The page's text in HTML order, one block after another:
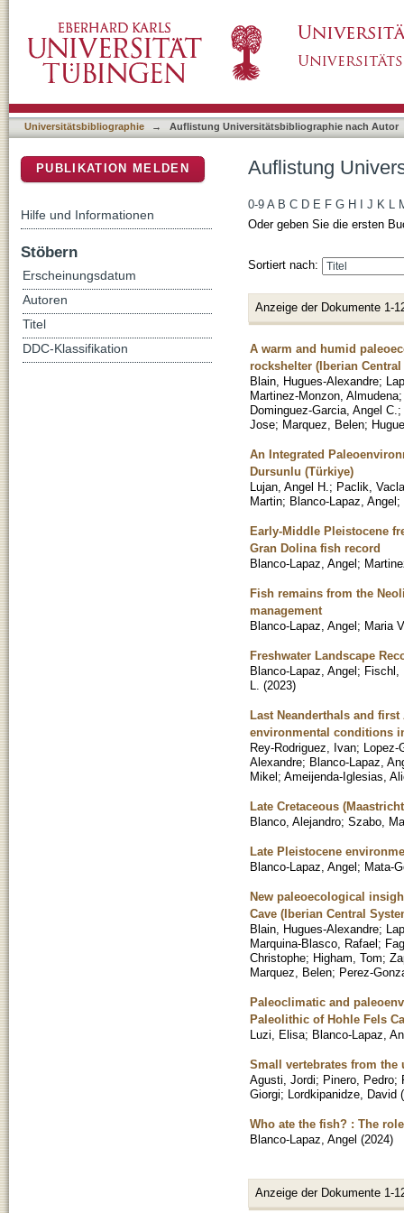
Universitätsbibliographie → Auflistung Universitätsbibliographie nach Autor
Auflistung
0-9 A B C D E F G H J K L
Oder geben Sie die ersten
Sortiert nach:
Anzeige der Dokumente 1-
A warm and humid
rockshelter (Iberian
Blain, Hugues-Alexandre;
Martinez-Monzon, Almudena
Dominguez-Garcia, Angel C. ;
Jose; Marquez, Belen;
An Integrated
Dursunlu (Türkiye)
Lujan, Angel H. ; Paclik,
Martin; Blanco-Lapaz, Angel;
Early-Middle Pleistocene
Gran Dolina fish record
Blanco-Lapaz, Angel;
Fish remains from the
management
Blanco-Lapaz, Angel; Maria
Freshwater Landscape
Blanco-Lapaz, Angel; Fischl,
L.
(2023)
Last Neanderthals and
environmental conditions
Rey-Rodriguez, Ivan; Lopez-
Alexandre; Blanco-Lapaz,
Mikel; Ameijenda-Iglesias,
Late Cretaceous
Blanco, Alejandro; Szabo,
Late Pleistocene
Blanco-Lapaz, Angel; Mata-
New paleoecological
Cave (Iberian Central
Blain, Hugues-Alexandre;
Marquina-Blasco, Rafael;
Christophe; Higham, Tom;
Marquez, Belen; Perez-
Paleoclimatic and
Paleolithic of Hohle Fels
Luzi, Elisa; Blanco-Lapaz,
Small vertebrates from the
Agusti, Jordi; Pinero, Pedro;
Giorgi; Lordkipanidze, David (
Who ate the fish? : The
Blanco-Lapaz, Angel (2024)
Anzeige der Dokumente 1-
PUBLIKATION MELDEN
Hilfe und Informationen
Stöbern
Erscheinungsdatum
Autoren
Titel
DDC-Klassifikation